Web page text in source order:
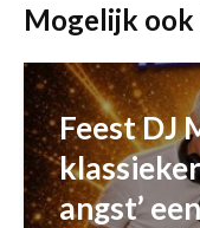
Mogelijk
Feest DJ
angst’